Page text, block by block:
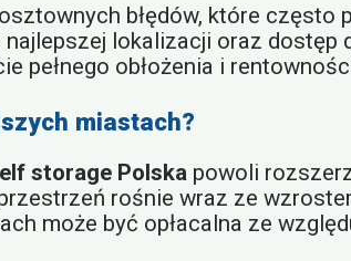
błędów, które często
lokalizacji oraz
pełnego obłożenia i
miastach?
storage Polska powoli
rośnie wraz ze
może być opłacalna ze